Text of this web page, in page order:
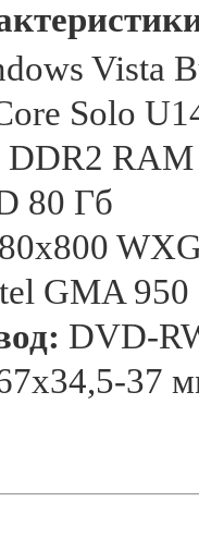
Vista
Solo
DDR2 RAM
80 Гб
GMA 950
DVD-
37